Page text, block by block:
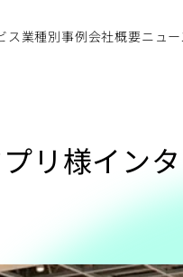
ス業種別事例会社概要ニュー
リ様イン